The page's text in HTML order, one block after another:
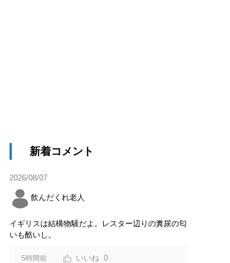
新着コメント
2026/08/07
飲んだくれ老人
イギリスは結構物騒だよ。レスター辺りの糞尿の匂
いも酷いし。
5時間前 0